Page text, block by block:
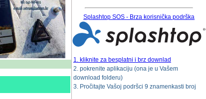
Splashtop SOS - Brza korisnička podrška
1. kliknite za besplatni i brz downlad
2. pokrenite aplikaciju (ona je u Vašem
download folderu)
3. Pročitajte Vašoj podršci 9 znamenkasti broj